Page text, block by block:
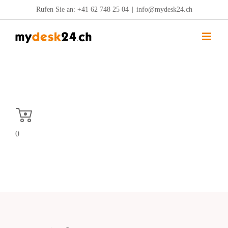
Inhalt
springen
Rufen Sie an: +41 62 748 25 04 info@mydesk24.ch
0